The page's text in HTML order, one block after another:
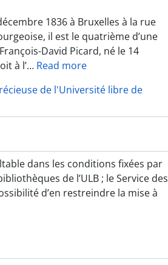
1836 à Bruxelles à la rue
il est le quatrième d’une
David Picard, né le 14
à l’… Read more
de l'Université libre de
dans les conditions fixées par
de l’ULB ; le Service des
d’en restreindre la mise à